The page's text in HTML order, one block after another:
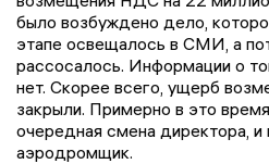
было возбуждено дело,
этапе освещалось в СМИ, а
рассосалось. Информации о
нет. Скорее всего, ущерб
закрыли. Примерно в это
очередная смена директора, и
аэродромщик.